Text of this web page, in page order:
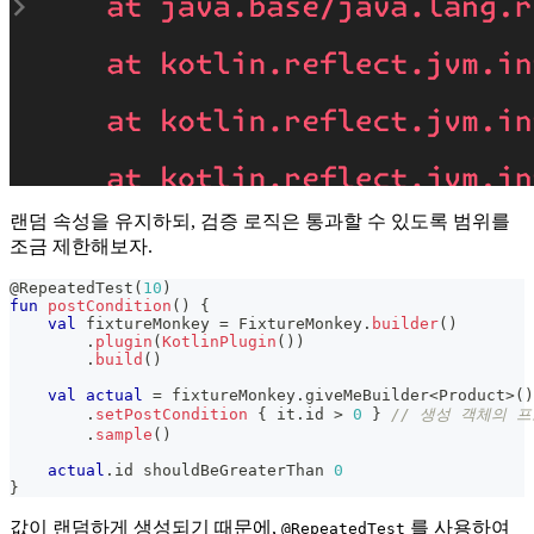
랜덤 속성을 유지하되, 검증 로직은 통과할 수 있도록 범위를
조금 제한해보자.
@RepeatedTest ( 10 )
fun
postCondition ( )
{
val fixtureMonkey = FixtureMonkey . builder( )
. plugin ( KotlinPlugin ( ) )
. build ( )
val
actual = fixtureMonkey . giveMeBuilder<Product>( )
. setPostCondition { it . id > 0 }
// 생성 객체의 프
. sample ( )
actual . id shouldBeGreaterThan 0
}
값이 랜덤하게 생성되기 때문에, @RepeatedTest 를 사용하여